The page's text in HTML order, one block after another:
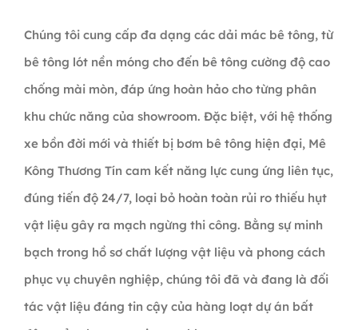
Chúng tôi cung cấp đa dạng các dải mác bê tông, từ
bê tông lót nền móng cho đến bê tông cường độ cao
chống mài mòn, đáp ứng hoàn hảo cho từng phân
khu chức năng của showroom. Đặc biệt, với hệ thống
xe bồn đời mới và thiết bị bơm bê tông hiện đại, Mê
Kông Thương Tín cam kết năng lực cung ứng liên tục,
đúng tiến độ 24/7, loại bỏ hoàn toàn rủi ro thiếu hụt
vật liệu gây ra mạch ngừng thi công. Bằng sự minh
bạch trong hồ sơ chất lượng vật liệu và phong cách
phục vụ chuyên nghiệp, chúng tôi đã và đang là đối
tác vật liệu đáng tin cậy của hàng loạt dự án bất